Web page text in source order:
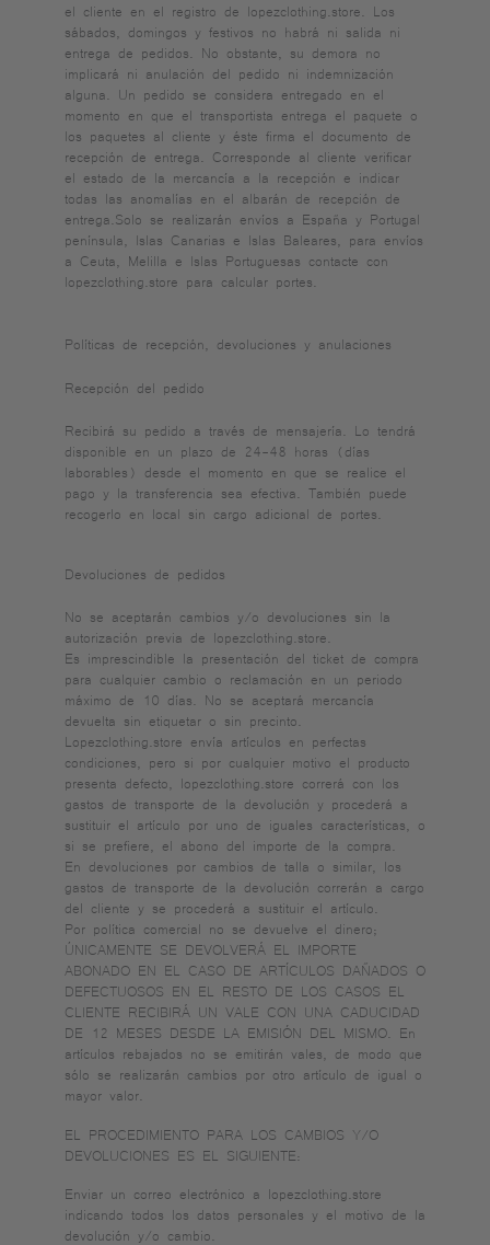
el cliente en el registro de lopezclothing.store. Los
sábados, domingos y festivos no habrá ni salida ni
entrega de pedidos. No obstante, su demora no
implicará ni anulación del pedido ni indemnización
alguna. Un pedido se considera entregado en el
momento en que el transportista entrega el paquete o
los paquetes al cliente y éste firma el documento de
recepción de entrega. Corresponde al cliente verificar
el estado de la mercancía a la recepción e indicar
todas las anomalías en el albarán de recepción de
entrega.Solo se realizarán envíos a España y Portugal
península, Islas Canarias e Islas Baleares, para envíos
a Ceuta, Melilla e Islas Portuguesas contacte con
lopezclothing.store para calcular portes.
Políticas de recepción, devoluciones y anulaciones
Recepción del pedido
Recibirá su pedido a través de mensajería. Lo tendrá
disponible en un plazo de 24-48 horas (días
laborables) desde el momento en que se realice el
pago y la transferencia sea efectiva. También puede
recogerlo en local sin cargo adicional de portes.
Devoluciones de pedidos
No se aceptarán cambios y/o devoluciones sin la
autorización previa de lopezclothing.store.
Es imprescindible la presentación del ticket de compra
para cualquier cambio o reclamación en un periodo
máximo de 10 días. No se aceptará mercancía
devuelta sin etiquetar o sin precinto.
Lopezclothing.store envía artículos en perfectas
condiciones, pero si por cualquier motivo el producto
presenta defecto, lopezclothing.store correrá con los
gastos de transporte de la devolución y procederá a
sustituir el artículo por uno de iguales características, o
si se prefiere, el abono del importe de la compra.
En devoluciones por cambios de talla o similar, los
gastos de transporte de la devolución correrán a cargo
del cliente y se procederá a sustituir el artículo.
Por política comercial no se devuelve el dinero;
ÚNICAMENTE SE DEVOLVERÁ EL IMPORTE
ABONADO EN EL CASO DE ARTÍCULOS DAÑADOS O
DEFECTUOSOS EN EL RESTO DE LOS CASOS EL
CLIENTE RECIBIRÁ UN VALE CON UNA CADUCIDAD
DE 12 MESES DESDE LA EMISIÓN DEL MISMO. En
artículos rebajados no se emitirán vales, de modo que
sólo se realizarán cambios por otro artículo de igual o
mayor valor.
EL PROCEDIMIENTO PARA LOS CAMBIOS Y/O
DEVOLUCIONES ES EL SIGUIENTE:
Enviar un correo electrónico a lopezclothing.store
indicando todos los datos personales y el motivo de la
devolución y/o cambio.